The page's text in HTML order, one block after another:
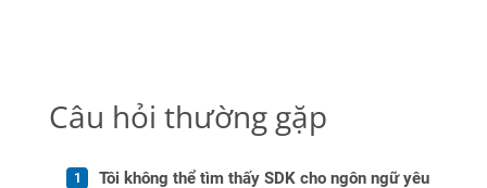
Câu hỏi thường gặp
Tôi không thể tìm thấy SDK cho ngôn ngữ yêu